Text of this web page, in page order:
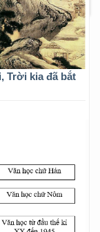
Trời kia đã bắt